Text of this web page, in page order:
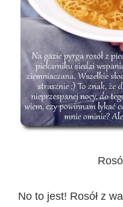
No to jest! Rosół z